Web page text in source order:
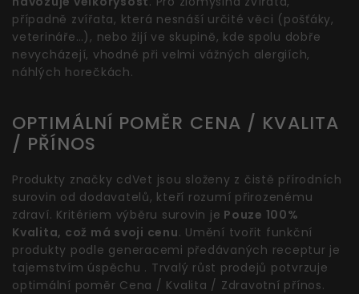
případně zvířata, která nesnáší určité věci (pošťáky,
veterináře…), nebo žijí ve skupině, kde spolu dobře
nevycházejí, vhodné při velmi vážných alergiích,
náhlých horečkách.
OPTIMÁLNÍ POMĚR CENA / KVALITA
/ PŘÍNOS
Produkty značky cdVet jsou složeny z čistě přírodních
surovin od dodavatelů, kteří rozumí přirozenému
zdraví. Kritériem výběru surovin je Pouze 100%
Kvalita, což má svoji cenu. Umění tvořit funkční
produkty podle generacemi předávaných receptur je
tajemstvím úspěchu . Trvalý růst prodejů potvrzuje
optimální poměr Cena / Kvalita / Zdravotní přínos.